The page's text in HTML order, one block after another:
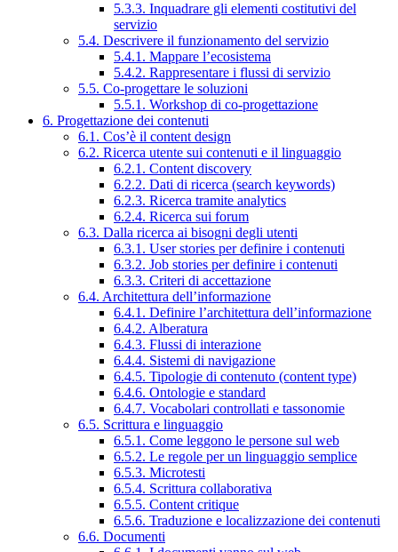
5.3.3. Inquadrare gli elementi costitutivi del
servizio
5.4. Descrivere il funzionamento del servizio
5.4.1. Mappare l’ecosistema
5.4.2. Rappresentare i flussi di servizio
5.5. Co-progettare le soluzioni
5.5.1. Workshop di co-progettazione
6. Progettazione dei contenuti
6.1. Cos’è il content design
6.2. Ricerca utente sui contenuti e il linguaggio
6.2.1. Content discovery
6.2.2. Dati di ricerca (search keywords)
6.2.3. Ricerca tramite analytics
6.2.4. Ricerca sui forum
6.3. Dalla ricerca ai bisogni degli utenti
6.3.1. User stories per definire i contenuti
6.3.2. Job stories per definire i contenuti
6.3.3. Criteri di accettazione
6.4. Architettura dell’informazione
6.4.1. Definire l’architettura dell’informazione
6.4.2. Alberatura
6.4.3. Flussi di interazione
6.4.4. Sistemi di navigazione
6.4.5. Tipologie di contenuto (content type)
6.4.6. Ontologie e standard
6.4.7. Vocabolari controllati e tassonomie
6.5. Scrittura e linguaggio
6.5.1. Come leggono le persone sul web
6.5.2. Le regole per un linguaggio semplice
6.5.3. Microtesti
6.5.4. Scrittura collaborativa
6.5.5. Content critique
6.5.6. Traduzione e localizzazione dei contenuti
6.6. Documenti